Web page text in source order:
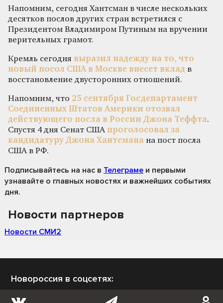
Напомним, сегодня Хантсман в числе нескольких
десятков послов других стран встретился с
Президентом Владимиром Путиным на вручении
верительных грамот.
Кремль сегодня выразил надежду на то, что
новый посол США в Москве внесет вклад в
восстановление двусторонних отношений.
Напомним, что 25 сентября Госдепартамент
Соединенных Штатов Америки отозвал
действующего посла в России Джона Теффта.
Спустя 4 дня Сенат США проголосовал за
кандидатуру Джона Хантсмана на пост посла
США в РФ.
Подписывайтесь на нас в Телеграме и первыми
узнавайте о главных новостях и важнейших событиях
дня.
Новости партнеров
Новости СМИ2
Новороссия в соцсетях: